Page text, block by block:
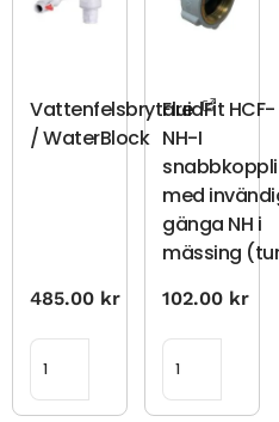
Vattenfelsbrytare
/ WaterBlock
485.00 kr
FluidFit HCF-
NH-I
med
gänga NH i
mässing
102.00 kr